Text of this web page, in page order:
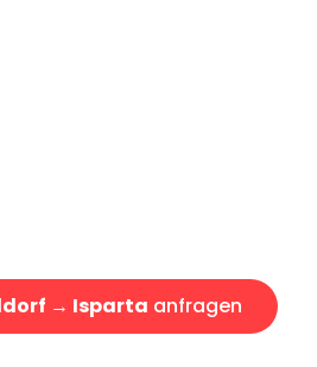
→ Isparta anfragen